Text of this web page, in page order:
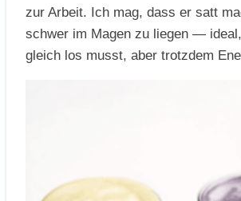
zur Arbeit. Ich mag, dass er satt
schwer im Magen zu liegen —
gleich los musst, aber trotzdem